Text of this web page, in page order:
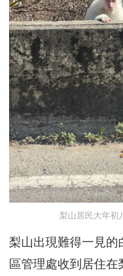
梨山居民大年初
梨山出現難得一見的
區管理處收到居住